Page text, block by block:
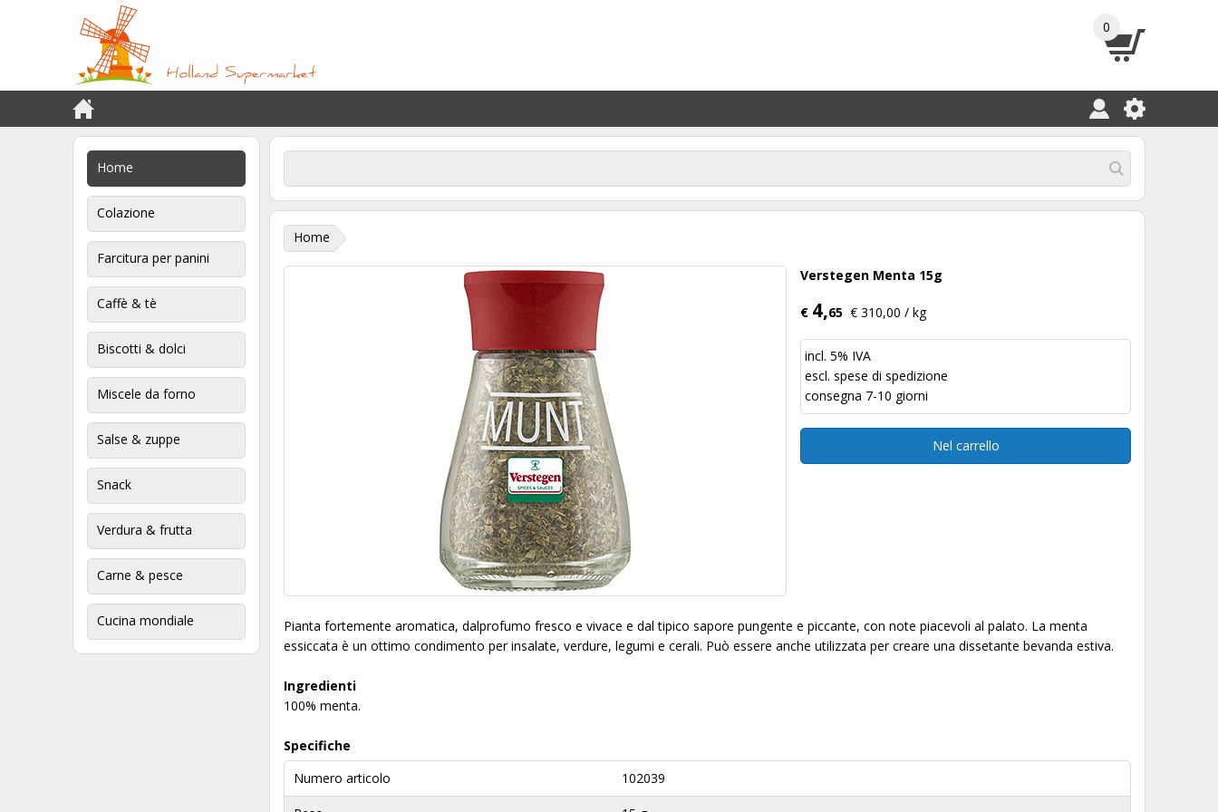
0
Home
Colazione
Farcitura per panini
Caffè & tè
Biscotti & dolci
Miscele da forno
Salse & zuppe
Snack
Verdura & frutta
Carne & pesce
Cucina mondiale
Home
Verstegen Menta 15g
€ 4,65 € 310,00 / kg
incl. 5% IVA
escl. spese di spedizione
consegna 7-10 giorni
Nel carrello
Pianta fortemente aromatica, dalprofumo fresco e vivace e dal tipico sapore pungente e piccante, con note piacevoli al palato. La menta
essiccata è un ottimo condimento per insalate, verdure, legumi e cerali. Può essere anche utilizzata per creare una dissetante bevanda estiva.
Ingredienti
100% menta.
Specifiche
Numero articolo
102039